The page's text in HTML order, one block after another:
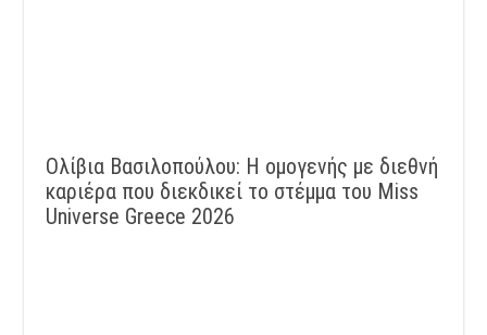
Ολίβια Βασιλοπούλου: Η ομογενής με διεθνή
καριέρα που διεκδικεί το στέμμα του Miss
Universe Greece 2026